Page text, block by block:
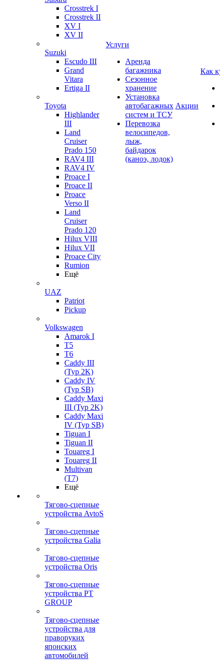
Crosstrek I
Crosstrek II
XV I
XV II
Suzuki
Escudo III
Grand
Vitara
Ertiga II
Toyota
Highlander
III
Land
Cruiser
Prado 150
RAV4 III
RAV4 IV
Proace I
Proace II
Proace
Verso II
Land
Cruiser
Prado 120
Hilux VIII
Hilux VII
Proace City
Rumion
Ещё
UAZ
Patriot
Pickup
Volkswagen
Amarok I
T5
T6
Caddy III
(Typ 2K)
Caddy IV
(Typ SB)
Caddy Maxi
III (Typ 2K)
Caddy Maxi
IV (Typ SB)
Tiguan I
Tiguan II
Touareg I
Touareg II
Multivan
(T7)
Ещё
Тягово-сцепные
устройства AvtoS
Тягово-сцепные
устройства Galia
Тягово-сцепные
устройства Oris
Тягово-сцепные
устройства PT
GROUP
Тягово-сцепные
устройства для
праворуких
японских
автомобилей
Услуги
Аренда
багажника
Сезонное
хранение
Установка
автобагажных
систем и ТСУ
Перевозка
велосипедов,
лыж,
байдарок
(каноэ, лодок)
Акции
Как